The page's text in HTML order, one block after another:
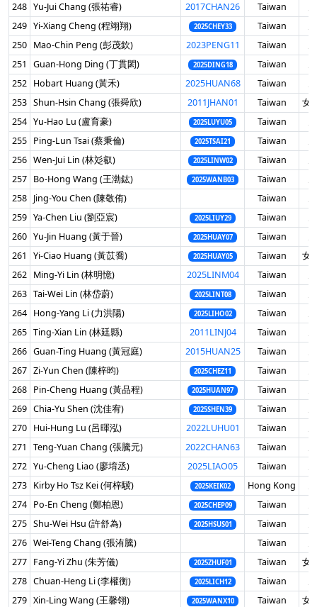
248 Yu-Jui Chang (張祐睿) 2017CHAN26 Taiwan
249 Yi-Xiang Cheng (程翊翔) 2025CHEY33 Taiwan
250 Mao-Chin Peng (彭茂欽) 2023PENG11 Taiwan
251
Guan-Hong Ding (丁貫閎) 2025DING18 Taiwan
252 Hobart Huang (黃禾) 2025HUAN68 Taiwan
253 Shun-Hsin Chang (張舜欣) 2011JHAN01 Taiwan
女
254 Yu-Hao Lu (盧育豪) 2025LUYU05 Taiwan
255 Ping-Lun Tsai (蔡秉倫) 2025TSAI21 Taiwan
256 Wen-Jui Lin (林彣叡) 2025LINW02 Taiwan
257 Bo-Hong Wang (王渤鈜) 2025WANB03 Taiwan
258 Jing-You Chen (陳敬侑) Taiwan
259 Ya-Chen Liu (劉亞宸) 2025LIUY29 Taiwan
260 Yu-Jin Huang (黃于晉) 2025HUAY07 Taiwan
261
Yi-Ciao Huang (黃苡喬) 2025HUAY05 Taiwan
女
262 Ming-Yi Lin (林明憶) 2025LINM04 Taiwan
263 Tai-Wei Lin (林岱蔚) 2025LINT08 Taiwan
264 Hong-Yang Li (力洪陽) 2025LIHO02 Taiwan
265 Ting-Xian Lin (林廷縣) 2011LINJ04 Taiwan
266 Guan-Ting Huang (黃冠庭) 2015HUAN25 Taiwan
267 Zi-Yun Chen (陳梓昀) 2025CHEZ11 Taiwan
268 Pin-Cheng Huang (黃品程) 2025HUAN97 Taiwan
269 Chia-Yu Shen (沈佳宥) 2025SHEN39 Taiwan
270 Hui-Hung Lu (呂暉泓) 2022LUHU01 Taiwan
271
Teng-Yuan Chang (張騰元) 2022CHAN63 Taiwan
272 Yu-Cheng Liao (廖堉丞) 2025LIAO05 Taiwan
273 Kirby Ho Tsz Kei (何梓驥) 2025KEIK02 Hong Kong
274 Po-En Cheng (鄭柏恩) 2025CHEP09 Taiwan
275 Shu-Wei Hsu (許舒為) 2025HSUS01 Taiwan
276 Wei-Teng Chang (張洧騰) Taiwan
277 Fang-Yi Zhu (朱芳儀) 2025ZHUF01 Taiwan
女
278 Chuan-Heng Li (李權衡) 2025LICH12 Taiwan
279 Xin-Ling Wang (王馨翎) 2025WANX10 Taiwan
女